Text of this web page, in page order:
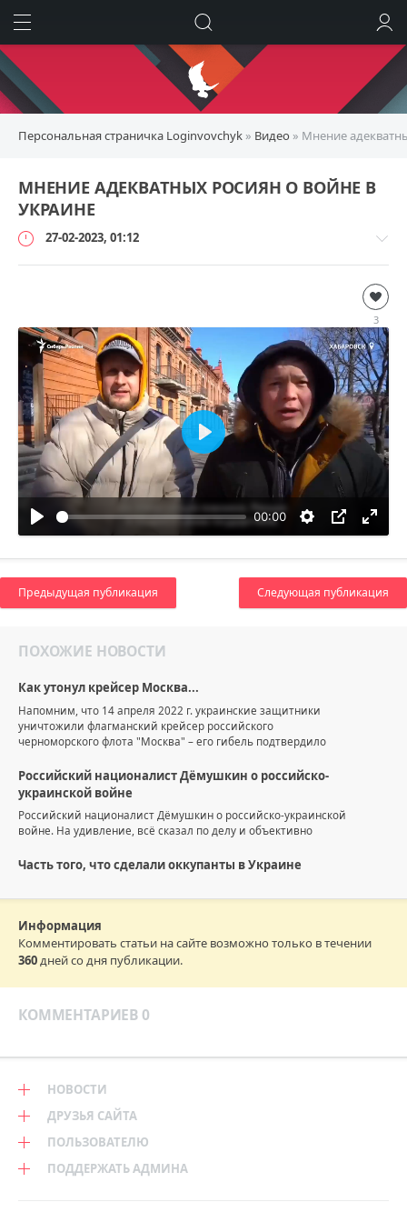
Персональная страничка Loginvovchyk » Видео » Мнение
МНЕНИЕ АДЕКВАТНЫХ РОСИЯН О ВОЙНЕ В
УКРАИНЕ
27-02-2023, 01:12
6
3
00:00
Воспроизвести
Предыдущая публикация Следующая публикация
ПОХОЖИЕ НОВОСТИ
Как утонул крейсер Москва...
Напомним, что 14 апреля 2022 г. украинские защитники
уничтожили флагманский крейсер российского
черноморского флота "Москва" – его гибель подтвердило
Российский националист Дёмушкин о российско-
украинской войне
Российский националист Дёмушкин о российско-украинской
войне. На удивление, всё сказал по делу и объективно
Часть того, что сделали оккупанты в Украине
Информация
Комментировать статьи на сайте возможно только в течении
360дней со дня публикации.
КОММЕНТАРИЕВ 0
НОВОСТИ
ДРУЗЬЯ САЙТА
ПОЛЬЗОВАТЕЛЮ
ПОДДЕРЖАТЬ АДМИНА